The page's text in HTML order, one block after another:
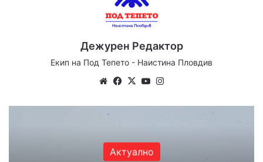
Дежурен Редактор
Екип на Под Тепето - Наистина Пловдив
WebsiteFacebook
X YouTube
Актуално